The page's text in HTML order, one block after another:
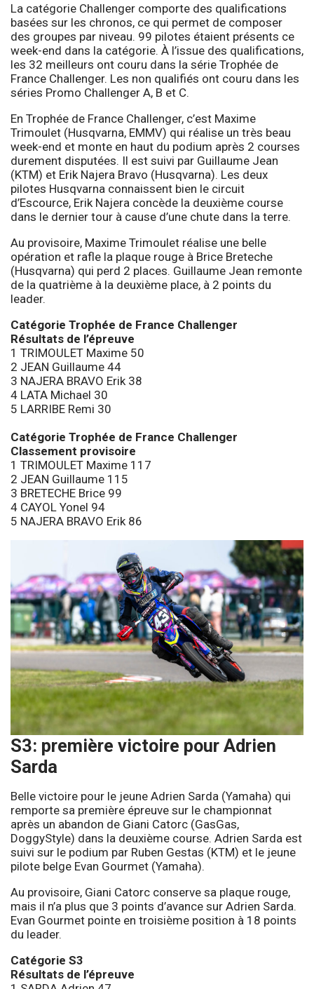
La catégorie Challenger comporte des qualifications
basées sur les chronos, ce qui permet de composer
des groupes par niveau. 99 pilotes étaient présents ce
week-end dans la catégorie. À l’issue des qualifications,
les 32 meilleurs ont couru dans la série Trophée de
France Challenger. Les non qualifiés ont couru dans les
séries Promo Challenger A, B et C.
En Trophée de France Challenger, c’est Maxime
Trimoulet (Husqvarna, EMMV) qui réalise un très beau
week-end et monte en haut du podium après 2 courses
durement disputées. Il est suivi par Guillaume Jean
(KTM) et Erik Najera Bravo (Husqvarna). Les deux
pilotes Husqvarna connaissent bien le circuit
d’Escource, Erik Najera concède la deuxième course
dans le dernier tour à cause d’une chute dans la terre.
Au provisoire, Maxime Trimoulet réalise une belle
opération et rafle la plaque rouge à Brice Breteche
(Husqvarna) qui perd 2 places. Guillaume Jean remonte
de la quatrième à la deuxième place, à 2 points du
leader.
Catégorie Trophée de France Challenger
Résultats de l’épreuve
1 TRIMOULET Maxime 50
2 JEAN Guillaume 44
3 NAJERA BRAVO Erik 38
4 LATA Michael 30
5 LARRIBE Remi 30
Catégorie Trophée de France Challenger
Classement provisoire
1 TRIMOULET Maxime 117
2 JEAN Guillaume 115
3 BRETECHE Brice 99
4 CAYOL Yonel 94
5 NAJERA BRAVO Erik 86
S3: première victoire pour Adrien
Sarda
Belle victoire pour le jeune Adrien Sarda (Yamaha) qui
remporte sa première épreuve sur le championnat
après un abandon de Giani Catorc (GasGas,
DoggyStyle) dans la deuxième course. Adrien Sarda est
suivi sur le podium par Ruben Gestas (KTM) et le jeune
pilote belge Evan Gourmet (Yamaha).
Au provisoire, Giani Catorc conserve sa plaque rouge,
mais il n’a plus que 3 points d’avance sur Adrien Sarda.
Evan Gourmet pointe en troisième position à 18 points
du leader.
Catégorie S3
Résultats de l’épreuve